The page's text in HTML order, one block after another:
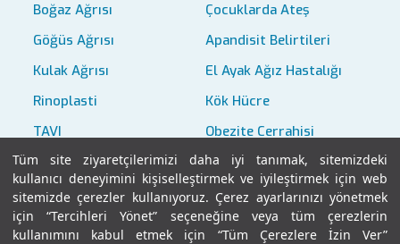
Tüm site ziyaretçilerimizi daha iyi tanımak, sitemizdeki
kullanıcı deneyimini kişiselleştirmek ve iyileştirmek için web
sitemizde çerezler kullanıyoruz. Çerez ayarlarınızı yönetmek
için “Tercihleri Yönet” seçeneğine veya tüm çerezlerin
kullanımını kabul etmek için “Tüm Çerezlere İzin Ver”
Boğaz Ağrısı
Çocuklarda Ateş
Göğüs Ağrısı
Apandisit Belirtileri
Kulak Ağrısı
El Ayak Ağız Hastalığı
Rinoplasti
Kök Hücre
TAVI
Obezite Cerrahisi
Robotik Protez Cerrahisi
Uyuz Hastalığı
Kurdeşen
Grip